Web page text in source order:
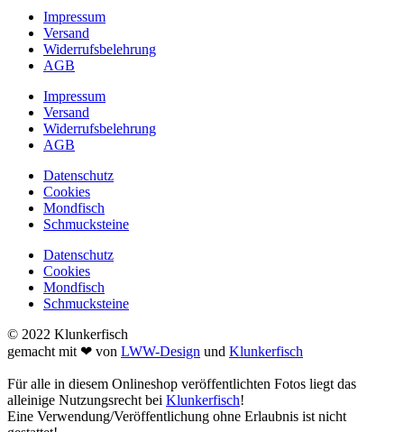
Impressum
Versand
Widerrufsbelehrung
AGB
Impressum
Versand
Widerrufsbelehrung
AGB
Datenschutz
Cookies
Mondfisch
Schmucksteine
Datenschutz
Cookies
Mondfisch
Schmucksteine
© 2022 Klunkerfisch
gemacht mit ❤ von LWW-Design und Klunkerfisch
Für alle in diesem Onlineshop veröffentlichten Fotos liegt das
alleinige Nutzungsrecht bei Klunkerfisch!
Eine Verwendung/Veröffentlichung ohne Erlaubnis ist nicht